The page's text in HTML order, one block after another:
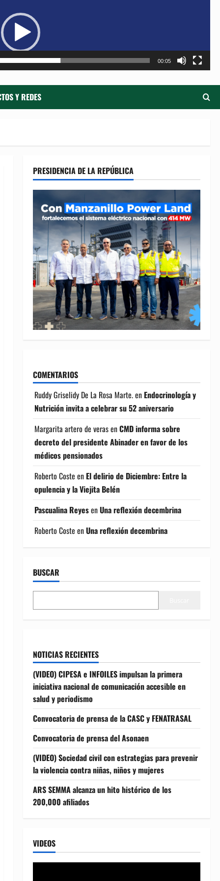
00:05
Y REDES
PRESIDENCIA DE LA REPÚBLICA
COMENTARIOS
Ruddy Griselidy De La Rosa Marte.en Endocrinología y
Nutrición invita a celebrar su 52 aniversario
Margarita artero de verasenCMD informa sobre
decreto del presidente Abinader en favor de los
médicos pensionados
Roberto Coste en El delirio de Diciembre: Entre la
opulencia y la Viejita Belén
Pascualina ReyesenUna reflexión decembrina
Roberto Coste enUna reflexión decembrina
BUSCAR
NOTICIAS RECIENTES
(VIDEO) CIPESA e INFOILES impulsan la primera
iniciativa nacional de comunicación accesible en
salud y periodismo
Convocatoria de prensa de la CASC y FENATRASAL
Convocatoria de prensa del Asonaen
(VIDEO) Sociedad civil con estrategias para prevenir
la violencia contra niñas, niños y mujeres
ARS SEMMA alcanza un hito histórico de los
200,000 afiliados
VIDEOS